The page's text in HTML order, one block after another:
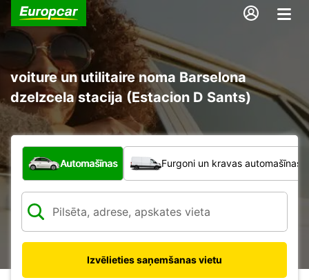
voiture un utilitaire noma Barselona
dzelzcela stacija (Estacion D Sants)
Kāda veida transportlīdzeklis?
Automašīnas Furgoni un kravas automašīnas
Izvēlieties saņemšanas vietu